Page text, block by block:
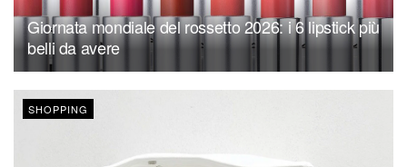
Giornata mondiale del rossetto 2026: i 6 lipstick più
belli da avere
SHOPPING